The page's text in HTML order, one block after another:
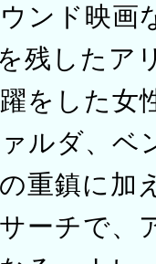
ンド映画
残したア
をした
ルダ、ベ
重鎮に加
ーチで